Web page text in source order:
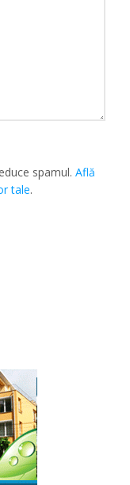
spamul.Află
tale.